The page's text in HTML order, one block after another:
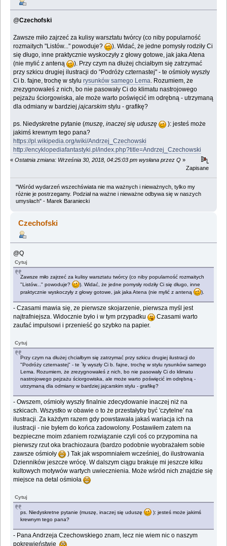
@Czechofski
Zawsze miło zajrzeć za kulisy warsztatu twórcy (co niby popularność
rozmaitych "Listów..." powoduje?
). Widać, że jedne pomysły rodziły Ci
się długo, inne praktycznie wyskoczyły z głowy gotowe, jak jaka Atena
(nie mylić z anteną
). Przy czym na dłużej chciałbym się zatrzymać
przy szkicu drugiej ilustracji do "Podróży czternastej" - te ośmioły wyszły
Ci b. fajne, trochę w stylurysunków samego Lema. Rozumiem, że
zrezygnowałeś z nich, bo nie pasowały Ci do klimatu nastrojowego
pejzażu ściorgowiska, ale może warto poświęcić im odrębną - utrzymaną
dla odmiany w bardziejjajcarskim stylu - grafikę?
ps. Niedyskretne pytanie (muszę, inaczej się uduszę
): jesteś może
jakimś krewnym tego pana?
https://pl.wikipedia.org/wiki/Andrzej_Czechowski
http://encyklopediafantastyki.pl/index.php?title=Andrzej_Czechowski
« Ostatnia zmiana: Września 30, 2018, 04:25:03 pm wysłana przez Q »
Zapisane
"Wśród wydarzeń wszechświata nie ma ważnych i nieważnych, tylko my
różnie je postrzegamy. Podział na ważne i nieważne odbywa się w naszych
umysłach" - Marek Baraniecki
Czechofski
@Q
Cytuj
Zawsze miło zajrzeć za kulisy warsztatu twórcy (co niby popularność rozmaitych
"Listów..." powoduje?
). Widać, że jedne pomysły rodziły Ci się długo, inne
praktycznie wyskoczyły z głowy gotowe, jak jaka Atena (nie mylić z anteną
).
- Czasami mawia się, ze pierwsze skojarzenie, pierwsza myśl jest
najtrafniejsza. Widocznie było i w tym przypadku
Czasami warto
zaufać impulsowi i przenieść go szybko na papier.
Cytuj
Przy czym na dłużej chciałbym się zatrzymać przy szkicu drugiej ilustracji do
"Podróży czternastej" - te `ły wyszły Ci b. fajne, trochę w stylu rysunków samego
Lema. Rozumiem, że zrezygnowałeś z nich, bo nie pasowały Ci do klimatu
nastrojowego pejzażu ściorgowiska, ale może warto poświęcić im odrębną -
utrzymaną dla odmiany w bardziej jajcarskim stylu - grafikę?
- Owszem, ośmioły wyszły finalnie zdecydowanie inaczej niż na
szkicach. Wszystko w obawie o to że przestałyby być 'czytelne' na
ilustracji. Za każdym razem gdy powstawała jakaś wariacja ich na
ilustracji - nie byłem do końca zadowolony. Postawiłem zatem na
bezpieczne moim zdaniem rozwiązanie czyli coś co przypomina na
pierwszy rzut oka brachiozaura (bardzo podobnie wyobrażałem sobie
zawsze ośmioły
) Tak jak wspomniałem wcześniej, do ilustrowania
Dzienników jeszcze wrócę. W dalszym ciągu brakuje mi jeszcze kilku
kultowych motywów wartych uwiecznienia. Może wśród nich znajdzie się
miejsce na detal ośmioła
Cytuj
ps. Niedyskretne pytanie (muszę, inaczej się uduszę
): jesteś może jakimś
krewnym tego pana?
- Pana Andrzeja Czechowskiego znam, lecz nie wiem nic o naszym
pokrewieństwie